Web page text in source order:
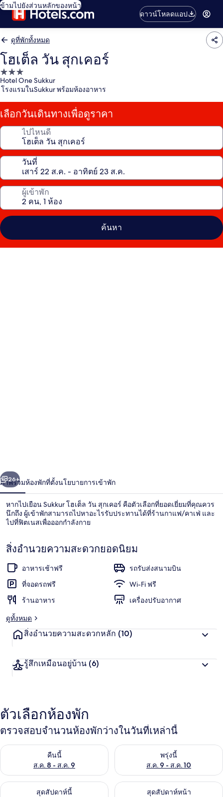
ข้ามไปยังส่วนหลักของหน้า
ดาวน์โหลดแอป
ดูที่พักทั้งหมด
โฮเต็ล วัน สุกเคอร์
ที่พัก
3.0
Hotel One Sukkur
โรงแรมในSukkur พร้อมห้องอาหาร
เลือกวันเดินทางเพื่อดูราคา
ไปไหนดี
วันที่
ผู้เข้าพัก
ค้นหา
อร์
บันได
า
ถัดไป
26+
ภาพรวมห้องพักที่ตั้งนโยบายการเข้าพัก
หากไปเยือน Sukkur โฮเต็ล วัน สุกเคอร์ คือตัวเลือกที่ยอดเยี่ยมที่คุณควร
นึกถึง ผู้เข้าพักสามารถไปหาอะไรรับประทานได้ที่ร้านกาแฟ/คาเฟ่ และ
ไปที่ฟิตเนสเพื่อออกกำลังกาย
สิ่งอำนวยความสะดวกยอดนิยม
อาหารเช้าฟรี
รถรับส่งสนามบิน
ที่จอดรถฟรี
Wi-Fi ฟรี
ร้านอาหาร
เครื่องปรับอากาศ
ดูทั้งหมด
สิ่งอำนวยความสะดวกหลัก (10)
รู้สึกเหมือนอยู่บ้าน (6)
ตัวเลือกห้องพัก
ตรวจสอบจำนวนห้องพักว่างในวันที่เหล่านี้
คืนนี้
ส.ค. 8 - ส.ค. 9
ตรวจสอบจำนวนห้องพักว่างในคืนนี้ ส.ค. 8 - ส.ค. 9พรุ่งนี้
ส.ค. 9 - ส.ค. 10
ตรวจสอบจำนวนห้องพักว่างใน
สุดสัปดาห์นี้
ตรวจสอบจำนวนห้องพักว่างในสุดสัปดาห์นี้ ส.ค. 14 - ส.ค. 16
สุดสัปดาห์หน้า
ตรวจสอบจำนวนห้องพักว่างใน